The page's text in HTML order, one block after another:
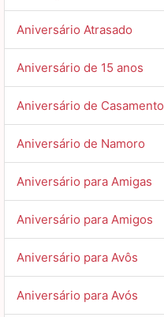
Aniversário Atrasado
Aniversário de 15 anos
Aniversário de Casamento
Aniversário de Namoro
Aniversário para Amigas
Aniversário para Amigos
Aniversário para Avôs
Aniversário para Avós